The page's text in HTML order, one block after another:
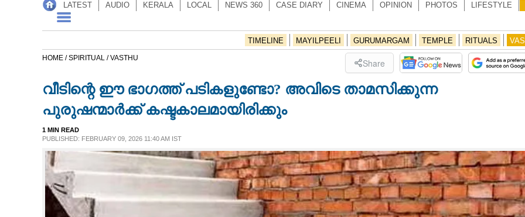
CASE DIARY
LATEST AUDIO KERALA LOCAL NEWS 360 CASE DIARY CINEMA OPINION PHOTOS LIFESTYLE
TIMELINE MAYILPEELI GURUMARGAM TEMPLE RITUALS
HOME /SPIRITUAL /VASTHU Share
വീടിന്റെ ഈ ഭാഗത്ത് പടികളുണ്ടോ? അവിടെ താമസിക്കുന്ന
പുരുഷന്മാർക്ക് കഷ്ടകാലമായിരിക്കും
1 MIN READ
PUBLISHED: FEBRUARY 09, 2026 11:40 AM IST